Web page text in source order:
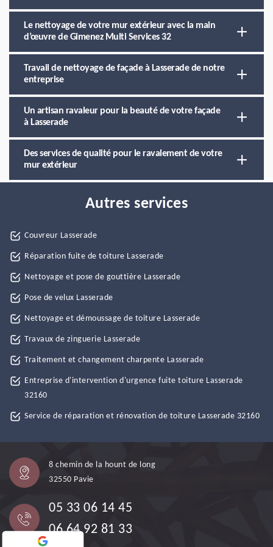
Le nettoyage de votre mur extérieur avec la main
d’œuvre de Gimenez Multi Services 32
Travail de nettoyage de façade à Lasserade de notre
entreprise
Un artisan ravaleur pour la beauté de votre façade
à Lasserade
Des services de qualité pour le ravalement de votre
mur extérieur
Autres services
Couvreur Lasserade
Réparation fuite de toiture Lasserade
Nettoyage et pose de gouttière Lasserade
Pose de velux Lasserade
Nettoyage et démoussage de toiture Lasserade
Travaux de zinguerie Lasserade
Traitement et changement charpente Lasserade
Entreprise d'intervention d'urgence fuite toiture Lasserade
32160
Service de réparation et rénovation de toiture Lasserade 32160
8 chemin de la hount de long
32550 Pavie
05 33 06 14 45
06 64 92 81 33